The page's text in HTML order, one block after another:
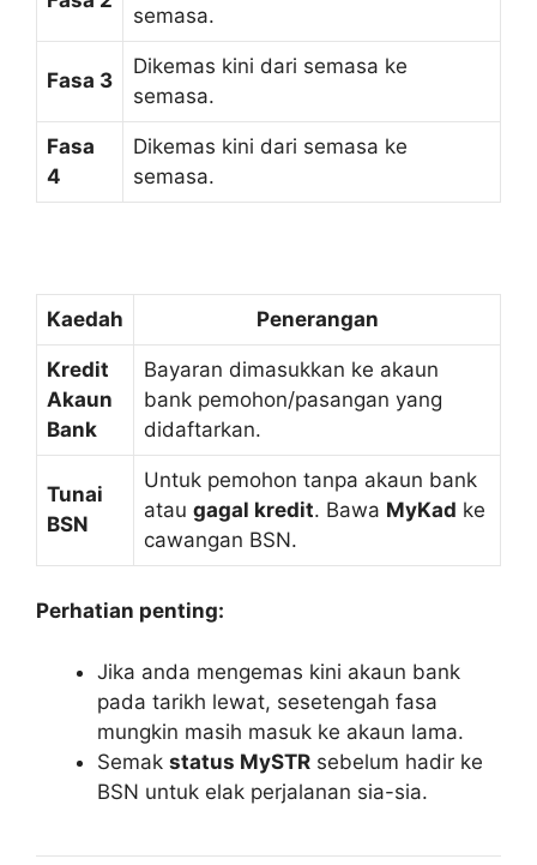
semasa.
Fasa 3
Dikemas kini dari semasa ke
semasa.
Fasa
4
Dikemas kini dari semasa ke
semasa.
Kaedah Penerangan
Kredit
Akaun
Bank
Bayaran dimasukkan ke akaun
bank pemohon/pasangan yang
didaftarkan.
Tunai
BSN
Untuk pemohon tanpa akaun bank
atau gagal kredit. Bawa MyKad ke
cawangan BSN.
Perhatian penting:
Jika anda mengemas kini akaun bank
pada tarikh lewat, sesetengah fasa
mungkin masih masuk ke akaun lama.
Semak status MySTR sebelum hadir ke
BSN untuk elak perjalanan sia-sia.